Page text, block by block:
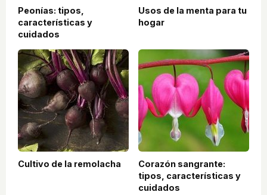
Peonías: tipos,
características y
cuidados
Usos de la menta para tu
hogar
Cultivo de la remolacha
Corazón sangrante:
tipos, características y
cuidados